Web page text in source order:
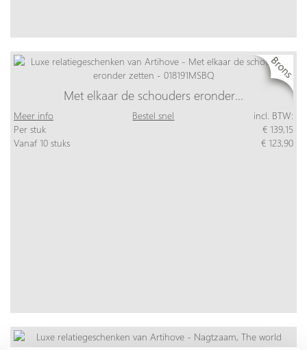
Met elkaar de schouders eronder…
Meer info Bestel snel
incl. BTW:
Per stuk
€ 139,15
Vanaf 10 stuks
€ 123,90